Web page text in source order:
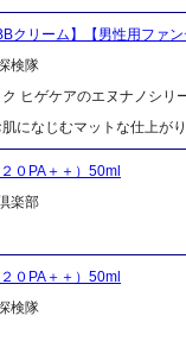
リーム】【男性用ファン
検隊
ヒゲケアのエヌナノシ
になじむマットな仕上が
０PA＋＋）50ml
楽部
０PA＋＋）50ml
検隊